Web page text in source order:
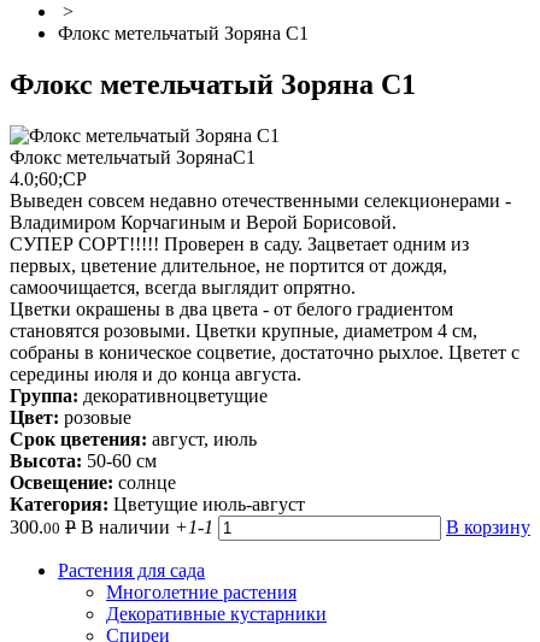
>
Флокс метельчатый Зоряна С1
Флокс метельчатый Зоряна С1
Флокс метельчатый ЗорянаС1
4.0;60;СР
Выведен совсем недавно отечественными селекционерами -
Владимиром Корчагиным и Верой Борисовой.
СУПЕР СОРТ!!!!! Проверен в саду. Зацветает одним из
первых, цветение длительное, не портится от дождя,
самоочищается, всегда выглядит опрятно.
Цветки окрашены в два цвета - от белого градиентом
становятся розовыми. Цветки крупные, диаметром 4 см,
собраны в коническое соцветие, достаточно рыхлое. Цветет с
середины июля и до конца августа.
Группа: декоративноцветущие
Цвет: розовые
Срок цветения: август, июль
Высота: 50-60 см
Освещение: солнце
Категория: Цветущие июль-август
300.00 Р В наличии +1-1 В корзину
Растения для сада
Многолетние растения
Декоративные кустарники
Спиреи